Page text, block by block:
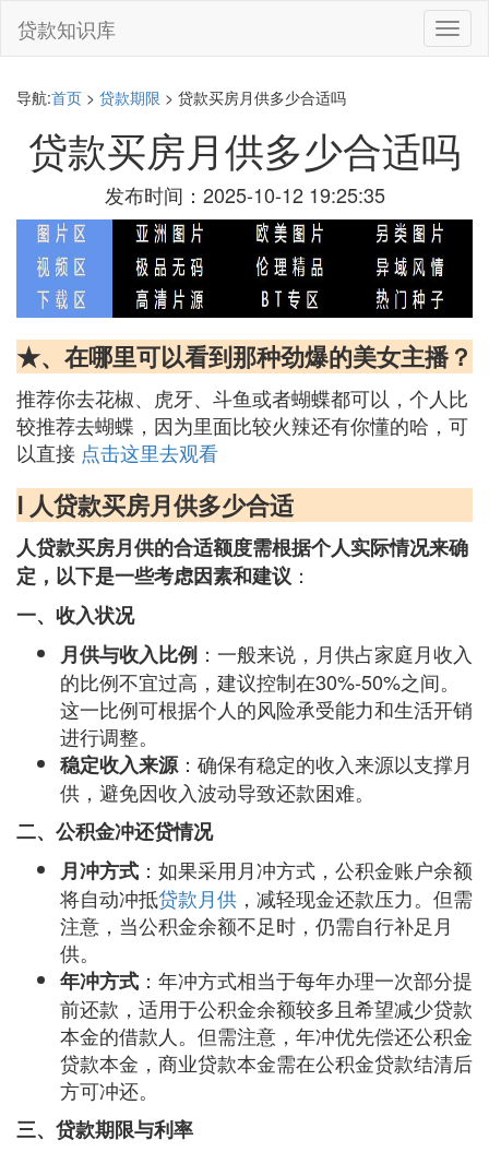
切
换
贷款知识库
导航:首页 > 贷款期限 > 贷款买房月供多少合适吗
贷款买房月供多少合适吗
发布时间：2025-10-12 19:25:35
★、在哪里可以看到那种劲爆的美女主播？
推荐你去花椒、虎牙、斗鱼或者蝴蝶都可以，个人比
较推荐去蝴蝶，因为里面比较火辣还有你懂的哈，可
以直接 点击这里去观看
Ⅰ 人贷款买房月供多少合适
人贷款买房月供的合适额度需根据个人实际情况来确
定，以下是一些考虑因素和建议 ：
一、收入状况
月供与收入比例 ：一般来说，月供占家庭月收入
的比例不宜过高，建议控制在30%-50%之间。
这一比例可根据个人的风险承受能力和生活开销
进行调整。
稳定收入来源 ：确保有稳定的收入来源以支撑月
供，避免因收入波动导致还款困难。
二、公积金冲还贷情况
月冲方式 ：如果采用月冲方式，公积金账户余额
将自动冲抵贷款月供 ，减轻现金还款压力。但需
注意，当公积金余额不足时，仍需自行补足月
供。
年冲方式 ：年冲方式相当于每年办理一次部分提
前还款，适用于公积金余额较多且希望减少贷款
本金的借款人。但需注意，年冲优先偿还公积金
贷款本金，商业贷款本金需在公积金贷款结清后
方可冲还。
三、贷款期限与利率